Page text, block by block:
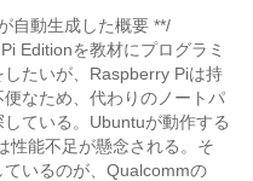
自動生成した概要 **/
Editionを教材にプログラミ
したいが、Raspberry Piは持
便なため、代わりのノートパ
している。Ubuntuが動作する
性能不足が懸念される。そ
ているのが、Qualcommの